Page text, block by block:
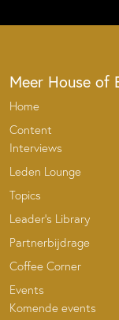
Meer House of
Home
Content
Interviews
Leden Lounge
Topics
Leader’s Library
Partnerbijdrage
Coffee Corner
Events
Komende events